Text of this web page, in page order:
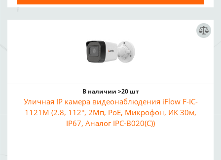
В наличии >20 шт
Уличная IP камера видеонаблюдения iFlow F-IC-
1121M (2.8, 112°, 2Мп, PoE, Микрофон, ИК 30м,
IP67, Аналог IPC-B020(C))